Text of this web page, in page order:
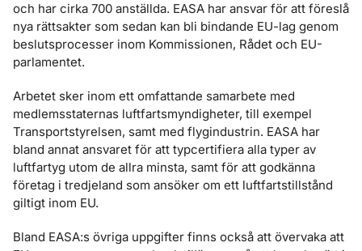
och har cirka 700 anställda. EASA har ansvar för att föreslå
nya rättsakter som sedan kan bli bindande EU-lag genom
beslutsprocesser inom Kommissionen, Rådet och EU-
parlamentet.
Arbetet sker inom ett omfattande samarbete med
medlemsstaternas luftfartsmyndigheter, till exempel
Transportstyrelsen, samt med flygindustrin. EASA har
bland annat ansvaret för att typcertifiera alla typer av
luftfartyg utom de allra minsta, samt för att godkänna
företag i tredjeland som ansöker om ett luftfartstillstånd
giltigt inom EU.
Bland EASA:s övriga uppgifter finns också att övervaka att